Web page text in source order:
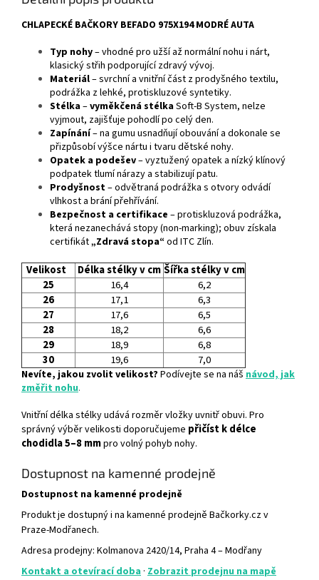
CHLAPECKÉ BAČKORY BEFADO 975X194 MODRÉ AUTA
Typ nohy–vhodné pro užší až normální nohu i nárt,
klasický střih podporující zdravý vývoj.
Materiál– svrchní a vnitřní část z prodyšného textilu,
podrážka z lehké, protiskluzové syntetiky.
Stélka–vyměkčená stélkaSoft‑B System, nelze
vyjmout, zajišťuje pohodlí po celý den.
Zapínání– na gumu usnadňují obouvání a dokonale se
přizpůsobí výšce nártu i tvaru dětské nohy.
Opatek a podešev– vyztužený opatek a nízký klínový
podpatek tlumí nárazy a stabilizují patu.
Prodyšnost– odvětraná podrážka s otvory odvádí
vlhkost a brání přehřívání.
Bezpečnost a certifikace – protiskluzová podrážka,
která nezanechává stopy (non-marking); obuv získala
certifikát„Zdravá stopa“ od ITC Zlín.
Velikost Délka stélky v cmŠířka stélky v cm
25
16,4
6,2
26
17,1
6,3
27
17,6
6,5
28
18,2
6,6
29
18,9
6,8
30
19,6 7,0
Nevíte, jakou zvolit velikost? Podívejte se na náš návod, jak
změřit nohu.
Vnitřní délka stélky udává rozměr vložky uvnitř obuvi. Pro
správný výběr velikosti doporučujeme přičíst k délce
chodidla 5–8 mmpro volný pohyb nohy.
Dostupnost na kamenné prodejně
Dostupnost na kamenné prodejně
Produkt je dostupný i na kamenné prodejně Bačkorky.cz v
Praze-Modřanech.
Adresa prodejny: Kolmanova 2420/14, Praha 4 – Modřany
Kontakt a otevírací doba · Zobrazit prodejnu na mapě